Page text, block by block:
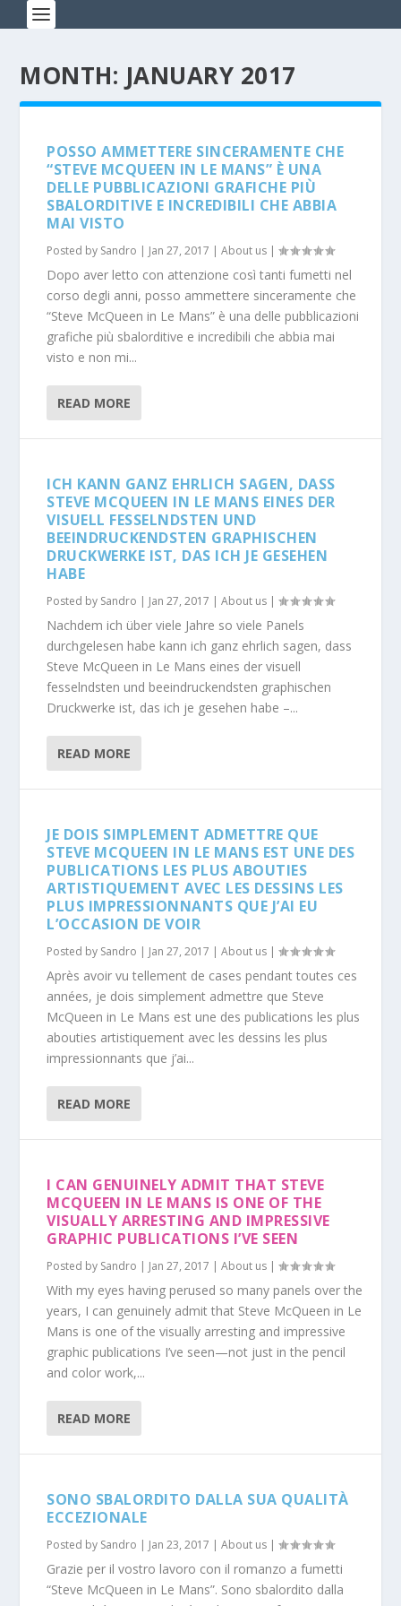
MONTH: JANUARY 2017
POSSO AMMETTERE SINCERAMENTE CHE
“STEVE MCQUEEN IN LE MANS” È UNA
DELLE PUBBLICAZIONI GRAFICHE PIÙ
SBALORDITIVE E INCREDIBILI CHE ABBIA
MAI VISTO
Posted by Sandro | Jan 27, 2017 |About us |
Dopo aver letto con attenzione così tanti fumetti nel
corso degli anni, posso ammettere sinceramente che
“Steve McQueen in Le Mans” è una delle pubblicazioni
grafiche più sbalorditive e incredibili che abbia mai
visto e non mi...
READ MORE
ICH KANN GANZ EHRLICH SAGEN, DASS
STEVE MCQUEEN IN LE MANS EINES DER
VISUELL FESSELNDSTEN UND
BEEINDRUCKENDSTEN GRAPHISCHEN
DRUCKWERKE IST, DAS ICH JE GESEHEN
HABE
Posted by Sandro | Jan 27, 2017 |About us |
Nachdem ich über viele Jahre so viele Panels
durchgelesen habe kann ich ganz ehrlich sagen, dass
Steve McQueen in Le Mans eines der visuell
fesselndsten und beeindruckendsten graphischen
Druckwerke ist, das ich je gesehen habe –...
READ MORE
JE DOIS SIMPLEMENT ADMETTRE QUE
STEVE MCQUEEN IN LE MANS EST UNE DES
PUBLICATIONS LES PLUS ABOUTIES
ARTISTIQUEMENT AVEC LES DESSINS LES
PLUS IMPRESSIONNANTS QUE J’AI EU
L’OCCASION DE VOIR
Posted by Sandro | Jan 27, 2017 |About us |
Après avoir vu tellement de cases pendant toutes ces
années, je dois simplement admettre que Steve
McQueen in Le Mans est une des publications les plus
abouties artistiquement avec les dessins les plus
impressionnants que j’ai...
READ MORE
I CAN GENUINELY ADMIT THAT STEVE
MCQUEEN IN LE MANS IS ONE OF THE
VISUALLY ARRESTING AND IMPRESSIVE
GRAPHIC PUBLICATIONS I’VE SEEN
Posted by Sandro | Jan 27, 2017 |About us |
With my eyes having perused so many panels over the
years, I can genuinely admit that Steve McQueen in Le
Mans is one of the visually arresting and impressive
graphic publications I’ve seen—not just in the pencil
and color work,...
READ MORE
SONO SBALORDITO DALLA SUA QUALITÀ
ECCEZIONALE
Posted by Sandro | Jan 23, 2017 |About us |
Grazie per il vostro lavoro con il romanzo a fumetti
“Steve McQueen in Le Mans”. Sono sbalordito dalla